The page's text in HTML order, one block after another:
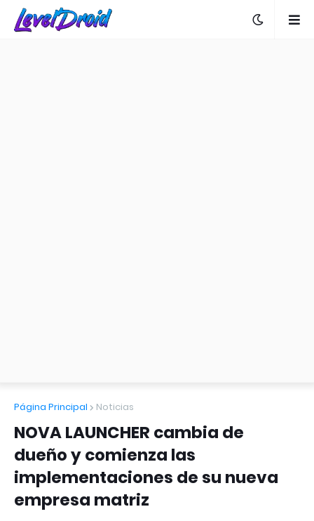
Página Principal Noticias
NOVA LAUNCHER cambia de
dueño y comienza las
implementaciones de su nueva
empresa matriz